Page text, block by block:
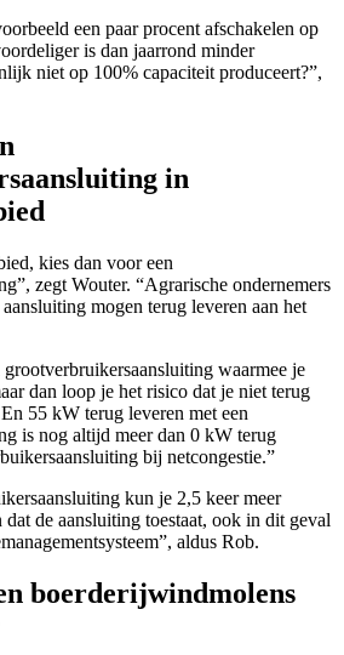
een paar procent afschakelen op
is dan jaarrond minder
niet op 100% capaciteit produceert?”,
in
kies dan voor een
zegt Wouter. “Agrarische ondernemers
mogen terug leveren aan het
waarmee je
dan loop je het risico dat je niet terug
55 kW terug leveren met een
is nog altijd meer dan 0 kW terug
bij netcongestie.”
kun je 2,5 keer meer
dat de aansluiting toestaat, ook in dit geval
aldus Rob.
boerderijwindmolens